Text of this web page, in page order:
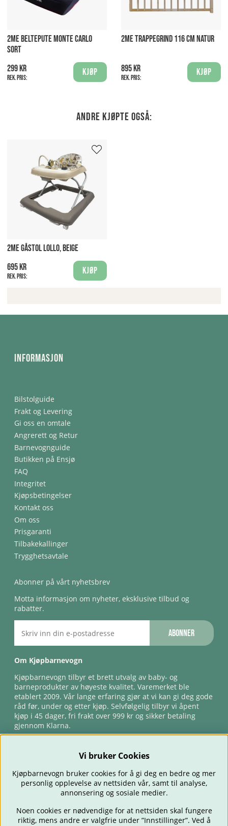
2ME BELTEPUTE MONTE CARLO
SORT
299 kr
Rek. pris:
Kjøp
2ME TRAPPEGRIND 116 CM NATUR
895 kr
Rek. pris:
Kjøp
Andre kjøpte også:
2ME GÅSTOL LOLLO, BEIGE
695 kr
Rek. pris:
Kjøp
Informasjon
Bilstolguide
Frakt og Levering
Gi oss en omtale
Angrerett og Retur
Barnevognguide
Butikken på Ensjø
FAQ
Integritet
Kjøpsbetingelser
Kontakt oss
Om oss
Prisgaranti
Tilbakekallinger
Trygghetsavtale
Abonner på vårt nyhetsbrev
Motta informasjon om nyheter, eksklusive tilbud og
rabatter.
Abonner
Om Kjøpbarnevogn
Kjøpbarnevogn tilbyr et brett utvalg av baby- og
barneprodukter av høyeste kvalitet. Varemerket ble
etablert 2009. Vår lange erfaring gjør at vi kan gi deg gode
råd før, under og etter kjøp. Selvfølgelig tilbyr vi åpent
kjøp i 45 dager, fri frakt over 999 kr og sikker betaling
gjennom Klarna.
BARNEVOGNER BILSTOLER BABY SPISE & MATE REISE
Vi bruker Cookies
Kjøpbarnevogn bruker cookies for å gi deg en bedre og mer
personlig opplevelse av nettsiden vår, samt til analyse,
annonsering og sosiale medier.
Noen cookies er nødvendige for at nettsiden skal fungere
riktig, mens andre er valgfrie under ”Innstillinger”. Ved å